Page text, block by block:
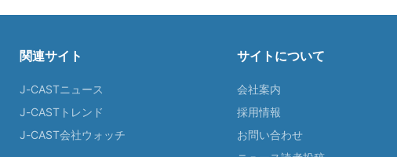
関連サイト
J-CASTニュース
J-CASTトレンド
J-CAST会社ウォッチ
サイトについて
会社案内
採用情報
お問い合わせ